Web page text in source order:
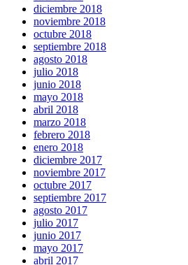
diciembre 2018
noviembre 2018
octubre 2018
septiembre 2018
agosto 2018
julio 2018
junio 2018
mayo 2018
abril 2018
marzo 2018
febrero 2018
enero 2018
diciembre 2017
noviembre 2017
octubre 2017
septiembre 2017
agosto 2017
julio 2017
junio 2017
mayo 2017
abril 2017